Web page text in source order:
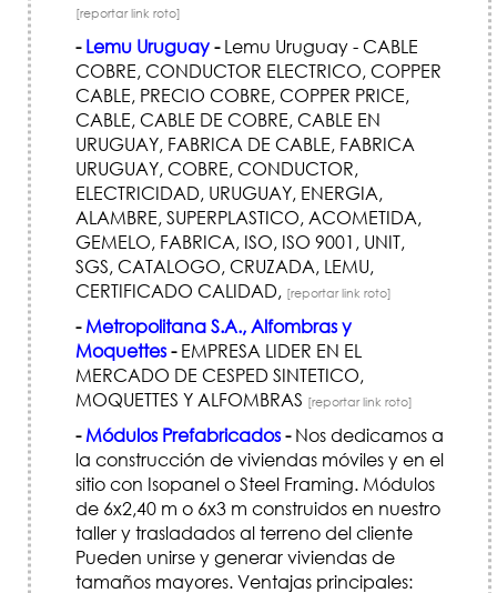
[reportar link roto]
- Lemu Uruguay-Lemu Uruguay - CABLE
COBRE, CONDUCTOR ELECTRICO, COPPER
CABLE, PRECIO COBRE, COPPER PRICE,
CABLE, CABLE DE COBRE, CABLE EN
URUGUAY, FABRICA DE CABLE, FABRICA
URUGUAY, COBRE, CONDUCTOR,
ELECTRICIDAD, URUGUAY, ENERGIA,
ALAMBRE, SUPERPLASTICO, ACOMETIDA,
GEMELO, FABRICA, ISO, ISO 9001, UNIT,
SGS, CATALOGO, CRUZADA, LEMU,
CERTIFICADO CALIDAD, [reportar link roto]
- Metropolitana S.A., Alfombras y
Moquettes-EMPRESA LIDER EN EL
MERCADO DE CESPED SINTETICO,
MOQUETTES Y ALFOMBRAS [reportar link roto]
- Módulos Prefabricados-Nos dedicamos a
la construcción de viviendas móviles y en el
sitio con Isopanel o Steel Framing. Módulos
de 6x2,40 m o 6x3 m construidos en nuestro
taller y trasladados al terreno del cliente
Pueden unirse y generar viviendas de
tamaños mayores. Ventajas principales: